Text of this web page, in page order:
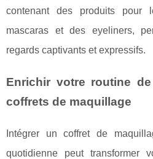
contenant des produits pour
mascaras et des eyeliners,
regards captivants et expressifs.
Enrichir votre routine
coffrets de maquillage
Intégrer un coffret de
quotidienne peut transformer